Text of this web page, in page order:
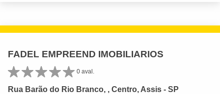
FADEL EMPREEND IMOBILIARIOS
0 aval.
Rua Barão do Rio Branco, , Centro, Assis - SP